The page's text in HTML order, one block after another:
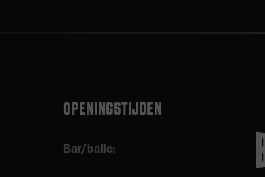
OPENINGSTIJDEN
Bar/balie: